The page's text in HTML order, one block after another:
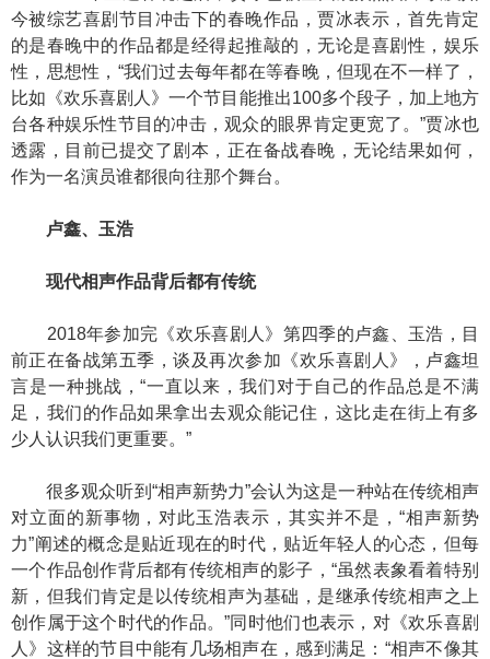
今被综艺喜剧节目冲击下的春晚作品，贾冰表示，首先肯定
的是春晚中的作品都是经得起推敲的，无论是喜剧性，娱乐
性，思想性，“我们过去每年都在等春晚，但现在不一样了，
比如《欢乐喜剧人》一个节目能推出100多个段子，加上地方
台各种娱乐性节目的冲击，观众的眼界肯定更宽了。”贾冰也
透露，目前已提交了剧本，正在备战春晚，无论结果如何，
作为一名演员谁都很向往那个舞台。
卢鑫、玉浩
现代相声作品背后都有传统
2018年参加完《欢乐喜剧人》第四季的卢鑫、玉浩，目
前正在备战第五季，谈及再次参加《欢乐喜剧人》，卢鑫坦
言是一种挑战，“一直以来，我们对于自己的作品总是不满
足，我们的作品如果拿出去观众能记住，这比走在街上有多
少人认识我们更重要。”
很多观众听到“相声新势力”会认为这是一种站在传统相声
对立面的新事物，对此玉浩表示，其实并不是，“相声新势
力”阐述的概念是贴近现在的时代，贴近年轻人的心态，但每
一个作品创作背后都有传统相声的影子，“虽然表象看着特别
新，但我们肯定是以传统相声为基础，是继承传统相声之上
创作属于这个时代的作品。”同时他们也表示，对《欢乐喜剧
人》这样的节目中能有几场相声在，感到满足：“相声不像其